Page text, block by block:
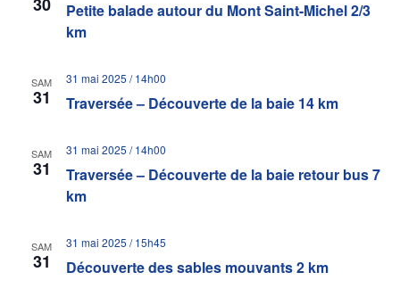
30
Petite balade autour du Mont Saint-Michel 2/3
km
SAM
31 Traversée – Découverte de la baie 14 km
31 mai 2025 / 14h00
SAM
31
Traversée – Découverte de la baie retour bus 7
km
31 mai 2025 / 14h00
SAM
31 Découverte des sables mouvants 2 km
31 mai 2025 / 15h45